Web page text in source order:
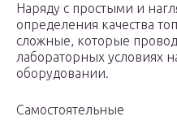
Наряду с простыми и
определения качества
сложные, которые
лабораторных условиях
оборудовании.
Самостоятельные